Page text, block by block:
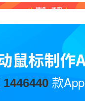
1446440 款App